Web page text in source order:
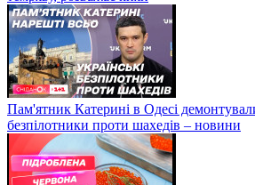
Пам'ятник Катерині в Одесі
безпілотники проти шахедів – новини